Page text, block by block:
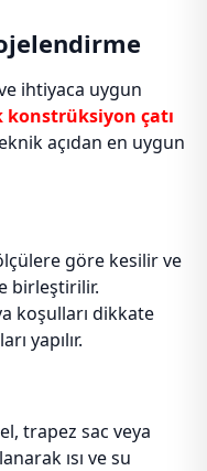
ihtiyaca uygun
konstrüksiyon çatı
açıdan en uygun
göre kesilir ve
birleştirilir.
koşulları dikkate
yapılır.
trapez sac veya
ısı ve su